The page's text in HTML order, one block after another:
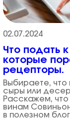
02.07.2024
Что подать
которые
рецепторы.
Выбираете, что
сыры или
Расскажем, что
винам
в полезном